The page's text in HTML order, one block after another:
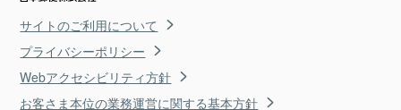
サイトのご利用について
プライバシーポリシー
Webアクセシビリティ方針
お客さま本位の業務運営に関する基本方針